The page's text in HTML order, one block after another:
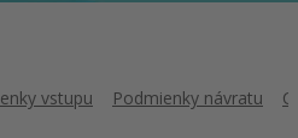
vstupu Podmienky návratu